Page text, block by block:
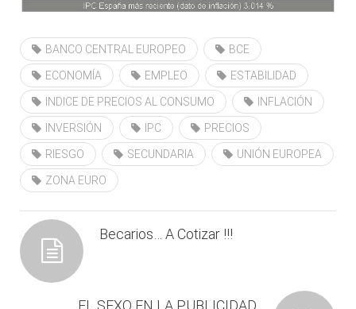
BANCO CENTRAL EUROPEO BCE
ECONOMÍA EMPLEO ESTABILIDAD
INDICE DE PRECIOS AL CONSUMO INFLACIÓN
INVERSIÓN IPC PRECIOS
RIESGO SECUNDARIA UNIÓN EUROPEA
ZONA EURO
Becarios… A Cotizar !!!
EL SEXO EN LA PUBLICIDAD